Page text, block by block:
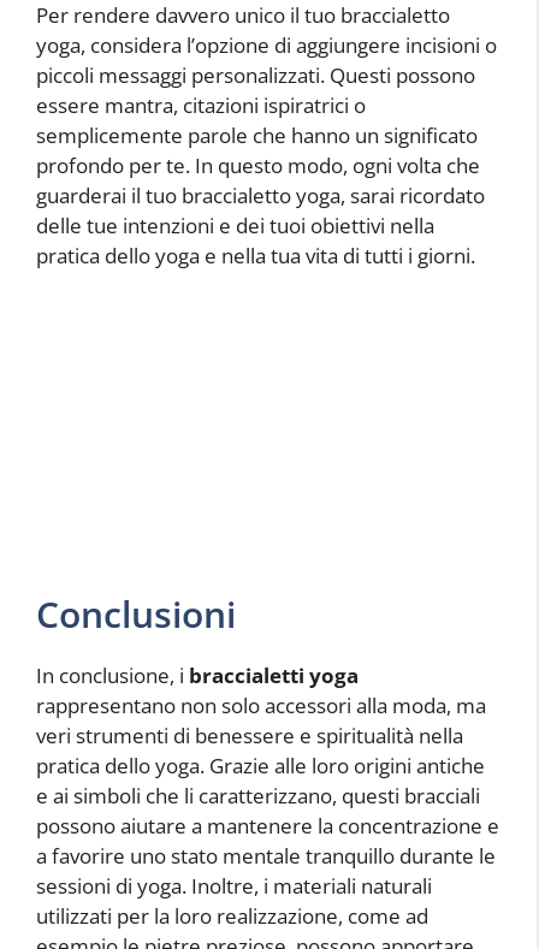
Per rendere davvero unico il tuo braccialetto
yoga, considera l’opzione di aggiungere incisioni o
piccoli messaggi personalizzati. Questi possono
essere mantra, citazioni ispiratrici o
semplicemente parole che hanno un significato
profondo per te. In questo modo, ogni volta che
guarderai il tuo braccialetto yoga, sarai ricordato
delle tue intenzioni e dei tuoi obiettivi nella
pratica dello yoga e nella tua vita di tutti i giorni.
Conclusioni
In conclusione, i braccialetti yoga
rappresentano non solo accessori alla moda, ma
veri strumenti di benessere e spiritualità nella
pratica dello yoga. Grazie alle loro origini antiche
e ai simboli che li caratterizzano, questi bracciali
possono aiutare a mantenere la concentrazione e
a favorire uno stato mentale tranquillo durante le
sessioni di yoga. Inoltre, i materiali naturali
utilizzati per la loro realizzazione, come ad